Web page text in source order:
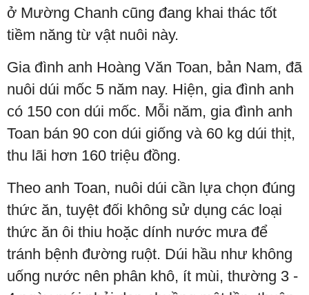
ở Mường Chanh cũng đang khai thác tốt
tiềm năng từ vật nuôi này.
Gia đình anh Hoàng Văn Toan, bản Nam, đã
nuôi dúi mốc 5 năm nay. Hiện, gia đình anh
có 150 con dúi mốc. Mỗi năm, gia đình anh
Toan bán 90 con dúi giống và 60 kg dúi thịt,
thu lãi hơn 160 triệu đồng.
Theo anh Toan, nuôi dúi cần lựa chọn đúng
thức ăn, tuyệt đối không sử dụng các loại
thức ăn ôi thiu hoặc dính nước mưa để
tránh bệnh đường ruột. Dúi hầu như không
uống nước nên phân khô, ít mùi, thường 3 -